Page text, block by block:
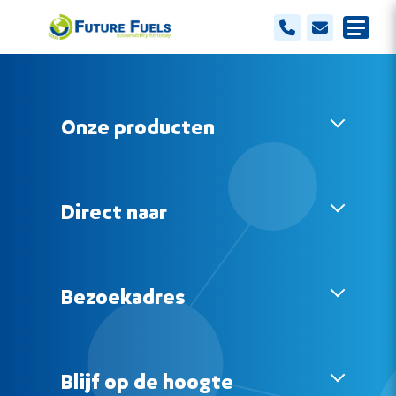
Onze producten
Direct naar
Vacature(s)
Cases
Bezoekadres
Appelhôf 7 - 9
8465 RX Oudehaske
Blijf op de hoogte